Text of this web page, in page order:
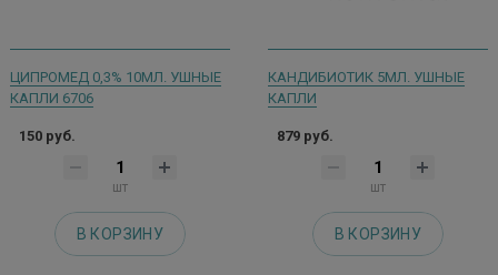
ЦИПРОМЕД 0,3% 10МЛ. УШНЫЕ
КАПЛИ 6706
150 руб.
шт
В КОРЗИНУ
КАНДИБИОТИК 5МЛ. УШНЫЕ
КАПЛИ
879 руб.
шт
В КОРЗИНУ